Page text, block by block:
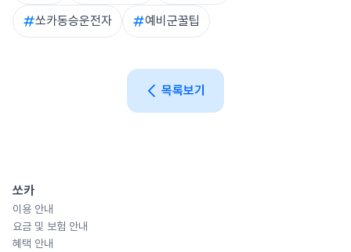
쏘카동승운전자 예비군꿀팁
목록보기
쏘카
이용 안내
요금 및 보험 안내
혜택 안내